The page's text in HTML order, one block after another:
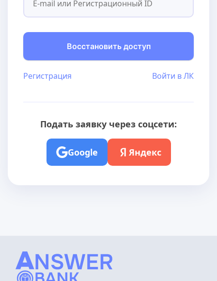
Восстановить доступ
Регистрация Войти в ЛК
Подать заявку через соцсети:
Google Яндекс